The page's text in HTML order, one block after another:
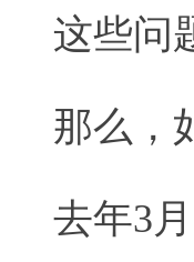
这些问
那么，
去年3月